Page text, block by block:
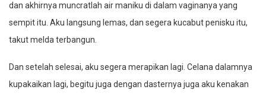
dan akhirnya muncratlah air maniku di dalam vaginanya yang
sempit itu. Aku langsung lemas, dan segera kucabut penisku itu,
takut melda terbangun.
Dan setelah selesai, aku segera merapikan lagi. Celana dalamnya
kupakaikan lagi, begitu juga dengan dasternya juga aku kenakan